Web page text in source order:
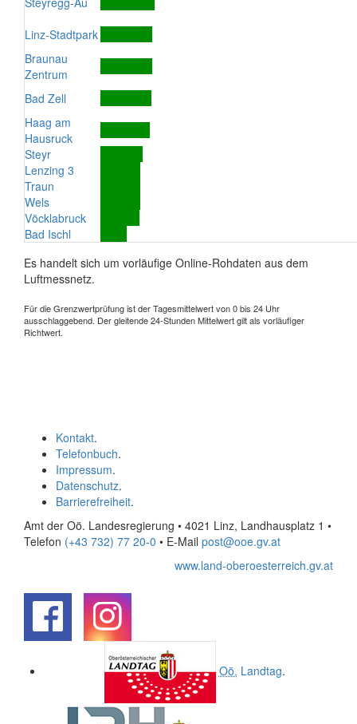
Linz-Stadtpark
Braunau
Zentrum
Bad Zell
Haag am
Hausruck
Steyr
Lenzing 3
Traun
Wels
Vöcklabruck
Bad Ischl
Es handelt sich um vorläufige Online-Rohdaten aus dem
Luftmessnetz.
Für die Grenzwertprüfung ist der Tagesmittelwert von 0 bis 24 Uhr
ausschlaggebend. Der gleitende 24-Stunden Mittelwert gilt als vorläufiger
Richtwert.
Kontakt.
Telefonbuch.
Impressum.
Datenschutz.
Barrierefreiheit.
Amt der Oö. Landesregierung • 4021 Linz, Landhausplatz 1 •
Telefon (+43 732) 77 20-0 • E-Mail post@ooe.gv.at
www.land-oberoesterreich.gv.at
Oö. Landtag.